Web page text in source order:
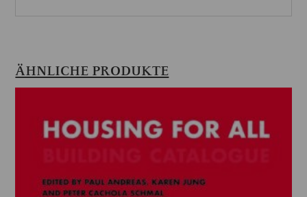
ÄHNLICHE PRODUKTE